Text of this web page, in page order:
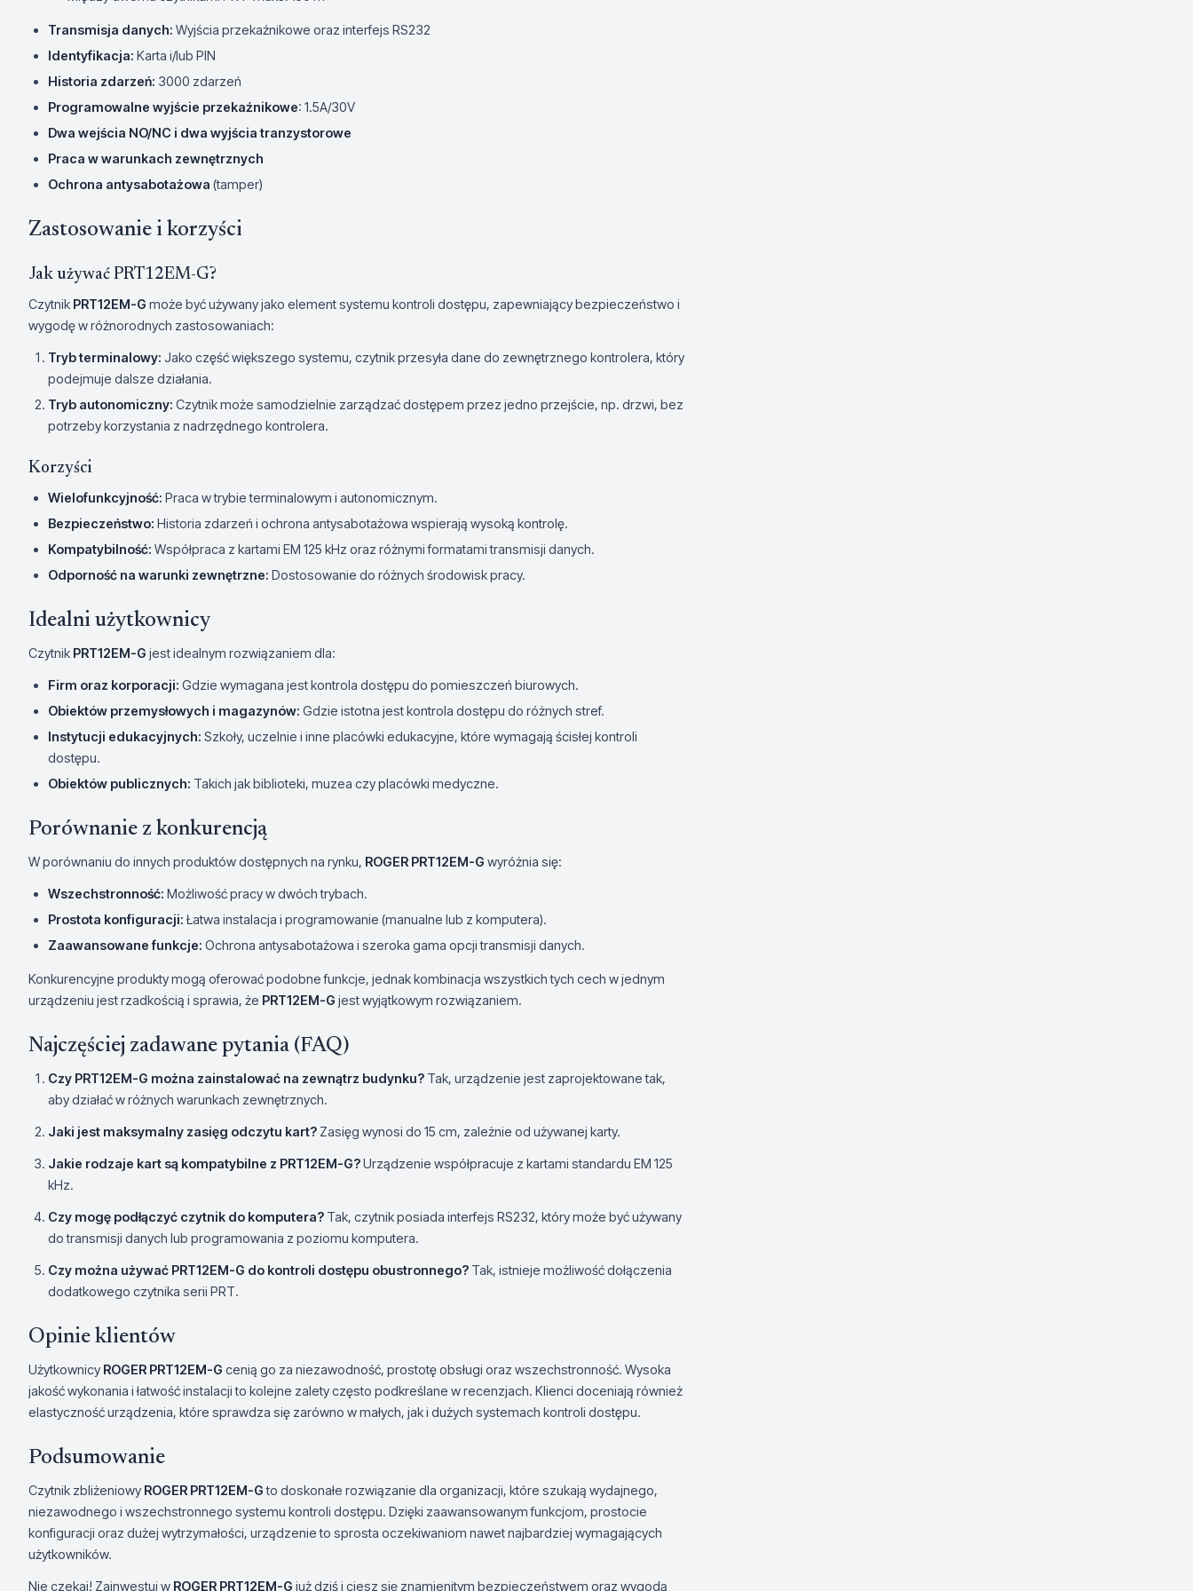
Transmisja danych: Wyjścia przekaźnikowe oraz interfejs RS232
Identyfikacja: Karta i/lub PIN
Historia zdarzeń: 3000 zdarzeń
Programowalne wyjście przekaźnikowe: 1.5A/30V
Dwa wejścia NO/NC i dwa wyjścia tranzystorowe
Praca w warunkach zewnętrznych
Ochrona antysabotażowa (tamper)
Zastosowanie i korzyści
Jak używać PRT12EM-G?
Czytnik PRT12EM-G może być używany jako element systemu kontroli dostępu, zapewniający bezpieczeństwo i
wygodę w różnorodnych zastosowaniach:
Tryb terminalowy: Jako część większego systemu, czytnik przesyła dane do zewnętrznego kontrolera, który
podejmuje dalsze działania.
Tryb autonomiczny: Czytnik może samodzielnie zarządzać dostępem przez jedno przejście, np. drzwi, bez
potrzeby korzystania z nadrzędnego kontrolera.
Korzyści
Wielofunkcyjność: Praca w trybie terminalowym i autonomicznym.
Bezpieczeństwo: Historia zdarzeń i ochrona antysabotażowa wspierają wysoką kontrolę.
Kompatybilność: Współpraca z kartami EM 125 kHz oraz różnymi formatami transmisji danych.
Odporność na warunki zewnętrzne: Dostosowanie do różnych środowisk pracy.
Idealni użytkownicy
Czytnik PRT12EM-G jest idealnym rozwiązaniem dla:
Firm oraz korporacji: Gdzie wymagana jest kontrola dostępu do pomieszczeń biurowych.
Obiektów przemysłowych i magazynów: Gdzie istotna jest kontrola dostępu do różnych stref.
Instytucji edukacyjnych: Szkoły, uczelnie i inne placówki edukacyjne, które wymagają ścisłej kontroli
dostępu.
Obiektów publicznych: Takich jak biblioteki, muzea czy placówki medyczne.
Porównanie z konkurencją
W porównaniu do innych produktów dostępnych na rynku, ROGER PRT12EM-G wyróżnia się:
Wszechstronność: Możliwość pracy w dwóch trybach.
Prostota konfiguracji: Łatwa instalacja i programowanie (manualne lub z komputera).
Zaawansowane funkcje: Ochrona antysabotażowa i szeroka gama opcji transmisji danych.
Konkurencyjne produkty mogą oferować podobne funkcje, jednak kombinacja wszystkich tych cech w jednym
urządzeniu jest rzadkością i sprawia, że PRT12EM-G jest wyjątkowym rozwiązaniem.
Najczęściej zadawane pytania (FAQ)
Czy PRT12EM-G można zainstalować na zewnątrz budynku? Tak, urządzenie jest zaprojektowane tak,
aby działać w różnych warunkach zewnętrznych.
Jaki jest maksymalny zasięg odczytu kart? Zasięg wynosi do 15 cm, zależnie od używanej karty.
Jakie rodzaje kart są kompatybilne z PRT12EM-G?Urządzenie współpracuje z kartami standardu EM 125
kHz.
Czy mogę podłączyć czytnik do komputera? Tak, czytnik posiada interfejs RS232, który może być używany
do transmisji danych lub programowania z poziomu komputera.
Czy można używać PRT12EM-G do kontroli dostępu obustronnego? Tak, istnieje możliwość dołączenia
dodatkowego czytnika serii PRT.
Opinie klientów
Użytkownicy ROGER PRT12EM-G cenią go za niezawodność, prostotę obsługi oraz wszechstronność. Wysoka
jakość wykonania i łatwość instalacji to kolejne zalety często podkreślane w recenzjach. Klienci doceniają również
elastyczność urządzenia, które sprawdza się zarówno w małych, jak i dużych systemach kontroli dostępu.
Podsumowanie
Czytnik zbliżeniowy ROGER PRT12EM-Gto doskonałe rozwiązanie dla organizacji, które szukają wydajnego,
niezawodnego i wszechstronnego systemu kontroli dostępu. Dzięki zaawansowanym funkcjom, prostocie
konfiguracji oraz dużej wytrzymałości, urządzenie to sprosta oczekiwaniom nawet najbardziej wymagających
użytkowników.
Nie czekaj! Zainwestuj w ROGER PRT12EM-G już dziś i ciesz się znamienitym bezpieczeństwem oraz wygodą